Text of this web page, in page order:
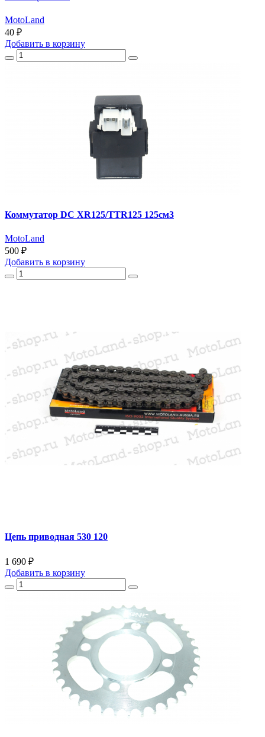
MotoLand
40 ₽
Добавить в корзину
Коммутатор DC XR125/TTR125 125см3
MotoLand
500 ₽
Добавить в корзину
Цепь приводная 530 120
1 690 ₽
Добавить в корзину